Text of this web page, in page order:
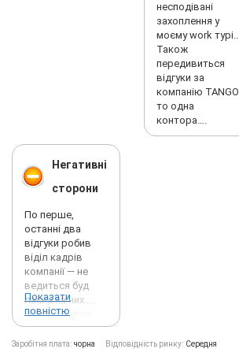
несподівані
захоплення у
моєму work турі..
Також
передивиться
відгуки за
компанію TANGO
то одна
контора….
Негативні
сторони
По перше,
останні два
відгуки робив
віділ кадрів
компанії — не
ведиться буд
ласка на них…..
Нихто не хоче
їдти туди
працювати за
Показати
повністю
Заробітня плата: чорна Відповідність ринку: Середня